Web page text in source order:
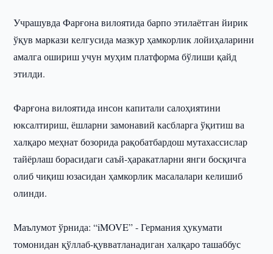
Учрашувда Фарғона вилоятида барпо этилаётган йирик
ўқув маркази келгусида мазкур ҳамкорлик лойиҳаларини
амалга ошириш учун муҳим платформа бўлиши қайд
этилди.
Фарғона вилоятида инсон капитали салоҳиятини
юксалтириш, ёшларни замонавий касбларга ўқитиш ва
халқаро меҳнат бозорида рақобатбардош мутахассислар
тайёрлаш борасидаги саъй-ҳаракатларни янги босқичга
олиб чиқиш юзасидан ҳамкорлик масалалари келишиб
олинди.
Маълумот ўрнида: “iMOVE” - Германия ҳукумати
томонидан қўллаб-қувватланадиган халқаро ташаббус